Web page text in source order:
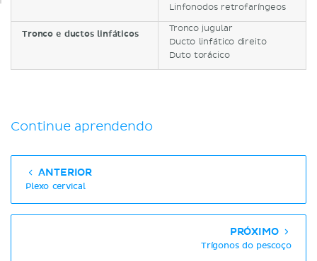
Linfonodos retrofaríngeos
Tronco e ductos linfáticos
Tronco jugular
Ducto linfático direito
Duto torácico
Continue aprendendo
ANTERIOR
Plexo cervical
PRÓXIMO
Trígonos do pescoço